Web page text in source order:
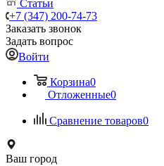
Статьи
+7 (347) 200-74-73
Заказать звонок
Задать вопрос
Войти
Корзина0
Отложенные0
Сравнение товаров0
Ваш город